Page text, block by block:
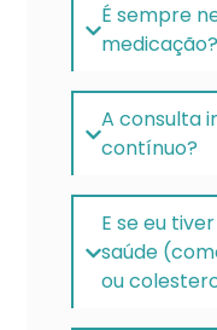
É sempre
medicação?
A consulta
contínuo?
E se eu
saúde
ou